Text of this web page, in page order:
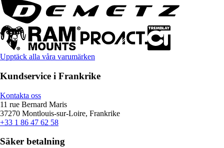
Upptäck alla våra varumärken
Kundservice i Frankrike
Kontakta oss
11 rue Bernard Maris
37270 Montlouis-sur-Loire, Frankrike
+33 1 86 47 62 58
Säker betalning